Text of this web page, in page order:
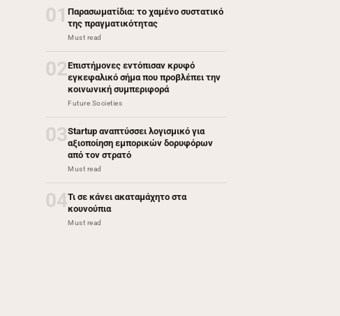
01 Παρασωματίδια: το χαμένο συστατικό
της πραγματικότητας
Must read
02Επιστήμονες εντόπισαν κρυφό
εγκεφαλικό σήμα που προβλέπει την
κοινωνική συμπεριφορά
Future Societies
03Startup αναπτύσσει λογισμικό για
αξιοποίηση εμπορικών δορυφόρων
από τον στρατό
Must read
04Τι σε κάνει ακαταμάχητο στα
κουνούπια
Must read